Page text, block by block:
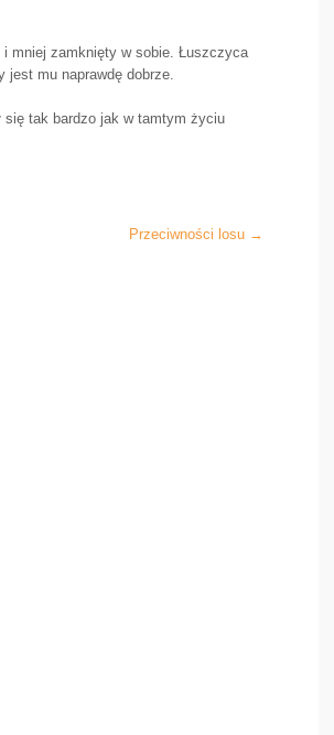
i mniej zamknięty w sobie. Łuszczyca
jest mu naprawdę dobrze.
się tak bardzo jak w tamtym życiu
Przeciwności losu →